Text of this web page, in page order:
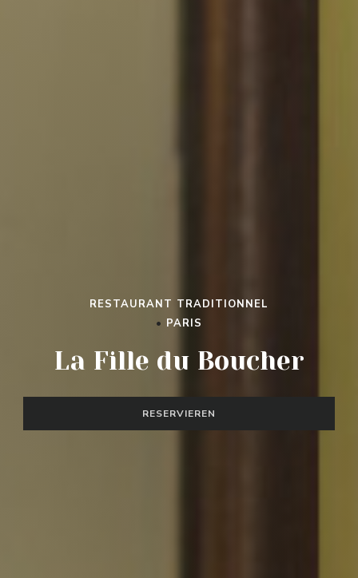
RESTAURANT TRADITIONNEL
• PARIS
La Fille du Boucher
RESERVIEREN